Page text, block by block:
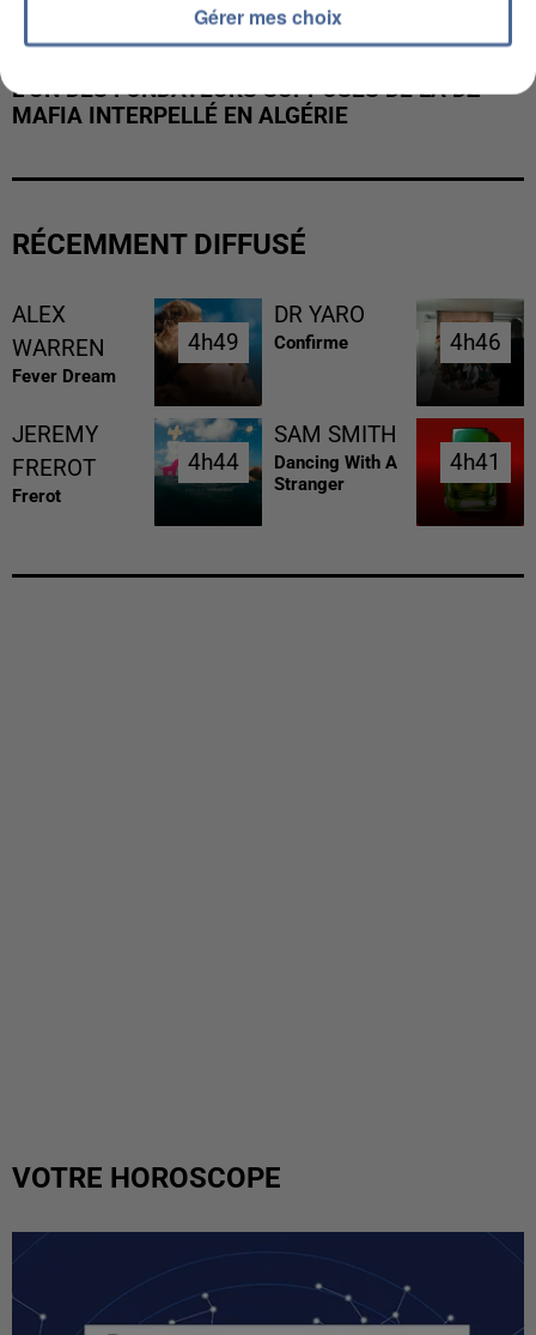
L’UN DES FONDATEURS SUPPOSÉS DE LA DZ
MAFIA INTERPELLÉ EN ALGÉRIE
RÉCEMMENT DIFFUSÉ
ALEX
WARREN
Fever Dream
4h49
4h49
DR YARO
Confirme 4h46
4h46
JEREMY
FREROT
Frerot
4h44
4h44
SAM SMITH
Dancing With A
Stranger
4h41
4h41
VOTRE HOROSCOPE
Gérer mes choix